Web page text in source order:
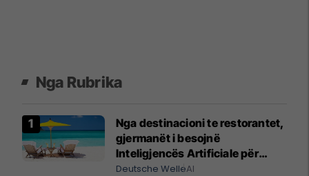
Nga Rubrika
Nga destinacioni te restorantet,
gjermanët i besojnë
Inteligjencës Artificiale për
pushimet
Deutsche WelleAI